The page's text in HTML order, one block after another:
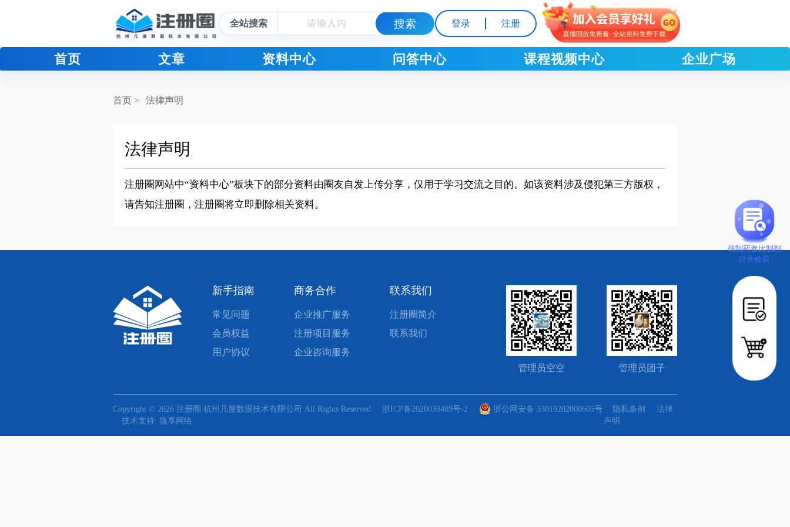
全站搜索 登录 注册
首页 文章 资料中心 问答中心 课程视频中心 企业广场
首页 > 法律声明
法律声明
注册圈网站中“资料中心”板块下的部分资料由圈友自发上传分享，仅用于学习交流之目的。如该资料涉及侵犯第三方版权，
请告知注册圈，注册圈将立即删除相关资料。
新手指南
常见问题
会员权益
用户协议
商务合作
企业推广服务
注册项目服务
企业咨询服务
联系我们
注册圈简介
联系我们
管理员空空 管理员团子
Copyright © 2026 注册圈 杭州几度数据技术有限公司 All Rights Reserved 浙ICP备2020039489号-2
浙公网安备 33019202000605号
技术支持: 微享网络
隐私条例
法律
声明
仿制药参比制剂
目录检索